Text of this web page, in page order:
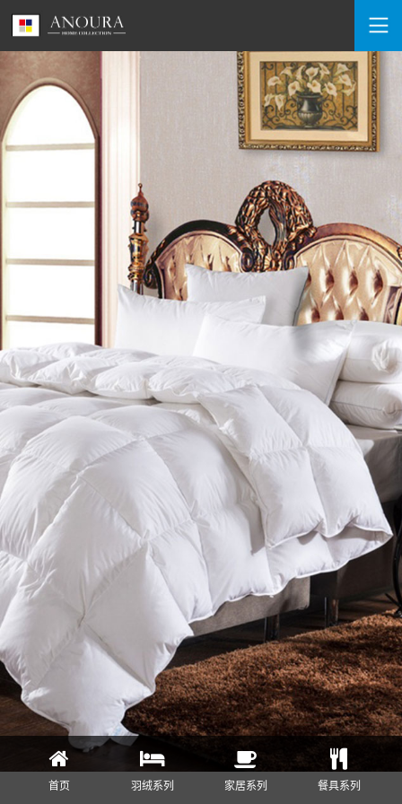
首页 羽绒系列 家居系列 餐具系列